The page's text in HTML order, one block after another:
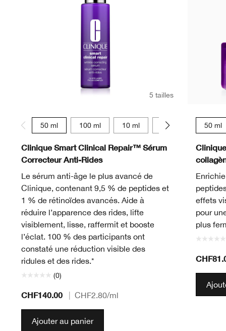
5 tailles
50 ml 100 ml 10 ml 75 ml 30 ml
Clinique Smart Clinical Repair™ Sérum
Correcteur Anti-Rides
Le sérum anti-âge le plus avancé de
Clinique, contenant 9,5 % de peptides et
1 % de rétinoïdes avancés. Aide à
réduire l’apparence des rides, lifte
visiblement, lisse, raffermit et booste
l’éclat. 100 % des participants ont
constaté une réduction visible des
ridules et des rides.*
(0)
CHF140.00 CHF2.80/ml
Ajouter au panier
50 ml
effets
pour
plus